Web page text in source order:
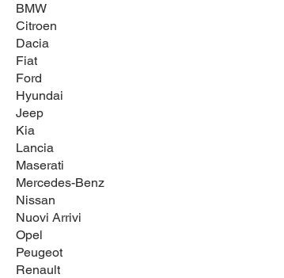
BMW
Citroen
Dacia
Fiat
Ford
Hyundai
Jeep
Kia
Lancia
Maserati
Mercedes-Benz
Nissan
Nuovi Arrivi
Opel
Peugeot
Renault